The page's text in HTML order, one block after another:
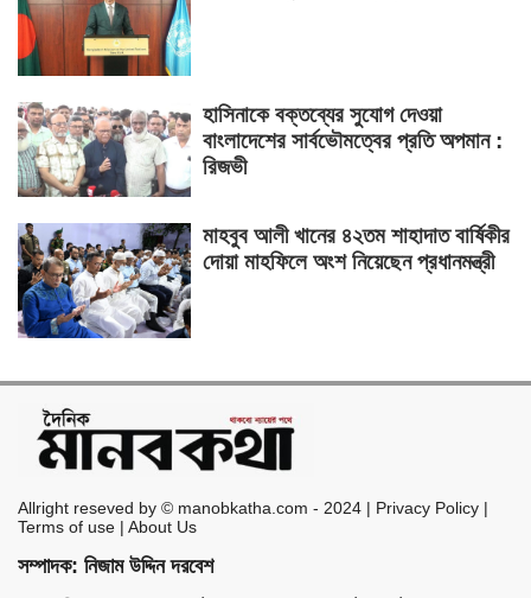
হাসিনাকে বক্তব্যের সুযোগ দেওয়া
বাংলাদেশের সার্বভৌমত্বের প্রতি অপমান :
রিজভী
মাহবুব আলী খানের ৪২তম শাহাদাত বার্ষিকীর
দোয়া মাহফিলে অংশ নিয়েছেন প্রধানমন্ত্রী
Allright reseved by © manobkatha.com - 2024 | Privacy Policy |
Terms of use | About Us
সম্পাদক: নিজাম উদ্দিন দরবেশ